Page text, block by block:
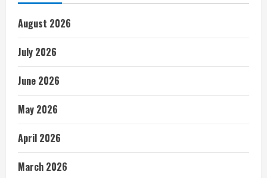
August 2026
July 2026
June 2026
May 2026
April 2026
March 2026